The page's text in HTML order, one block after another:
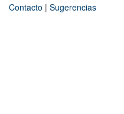
Contacto | Sugerencias